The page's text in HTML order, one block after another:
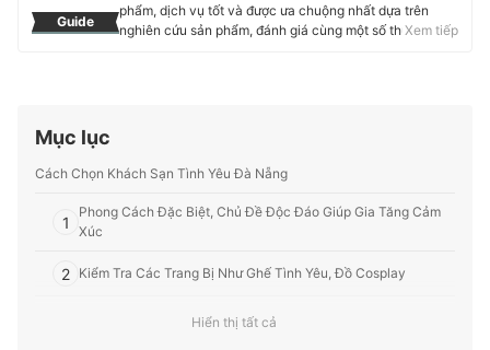
Guide
phẩm, dịch vụ tốt và được ưa chuộng nhất dựa trên
nghiên cứu sản phẩm, đánh giá cùng một số thực
Profile của Ban biên tập mybest
Xem tiếp
Mục lục
Cách Chọn Khách Sạn Tình Yêu Đà Nẵng
1
Phong Cách Đặc Biệt, Chủ Đề Độc Đáo Giúp Gia Tăng Cảm
Xúc
2 Kiểm Tra Các Trang Bị Như Ghế Tình Yêu, Đồ Cosplay
Tăng Tính Riêng Tư Với Khách Sạn Có Đặt Phòng Ẩn Danh
Hiển thị tất cả